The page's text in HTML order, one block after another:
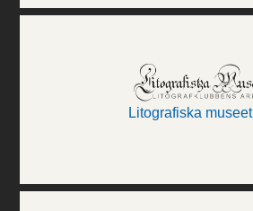
Litografiska museet